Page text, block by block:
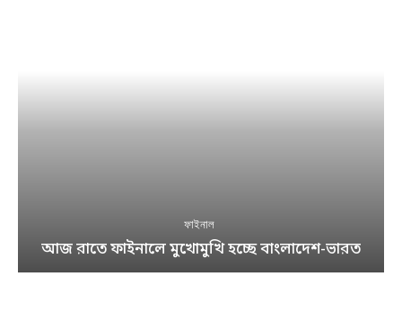
ফাইনাল
আজ রাতে ফাইনালে মুখোমুখি হচ্ছে বাংলাদেশ-ভারত